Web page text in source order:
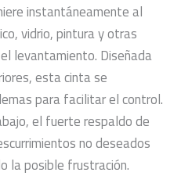
instantáneamente al
vidrio, pintura y otras
levantamiento. Diseñada
esta cinta se
para facilitar el control.
el fuerte respaldo de
no deseados
la posible frustración.